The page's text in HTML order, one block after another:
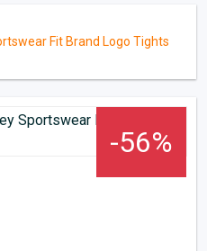
Fit Brand Logo Tights
-56%